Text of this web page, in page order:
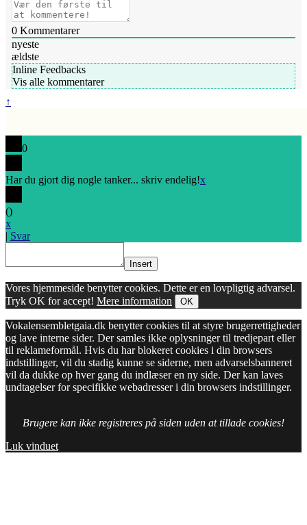
0Kommentarer
nyeste
ældste
Inline Feedbacks
Vis alle kommentarer
↑
0
Har du gjort dig nogle tanker... skriv endelig!x
()
x
| Svar
Insert
Vores hjemmeside benytter cookies. Dette er en lovpligtig advarsel.
Tryk OK for accept! Mere information OK
Vokalensembletgaia.dk benytter cookies til at styre brugerrettigheder
og lave interne sider. Der samles ikke oplysninger til tredjepart eller
til reklameformål. Hvis du har blokeret cookies i din browsers
indstillinger, vil du stadig kunne se siderne, men advarselsbanneret
vil da dukke op hver gang du indlæser en ny side. Der kan laves
undtagelser for specifikke webadresser i din browsers indstillinger.
Brugere kan ikke registreres på siden uden at tillade cookies!
Luk vinduet